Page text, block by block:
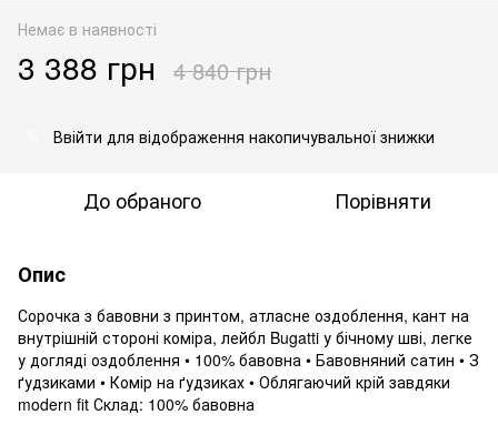
Немає в наявності
3 388 грн 4 840 грн
Ввійти для відображення накопичувальної знижки
До обраного Порівняти
Опис
Сорочка з бавовни з принтом, атласне оздоблення, кант на
внутрішній стороні коміра, лейбл Bugatti у бічному шві, легке
у догляді оздоблення • 100% бавовна • Бавовняний сатин • З
ґудзиками • Комір на ґудзиках • Облягаючий крій завдяки
modern fit Склад: 100% бавовна